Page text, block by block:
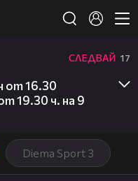
Diema Sport 3
СЛЕДВАЙ 17
от 16.30
19.30 ч. на 9